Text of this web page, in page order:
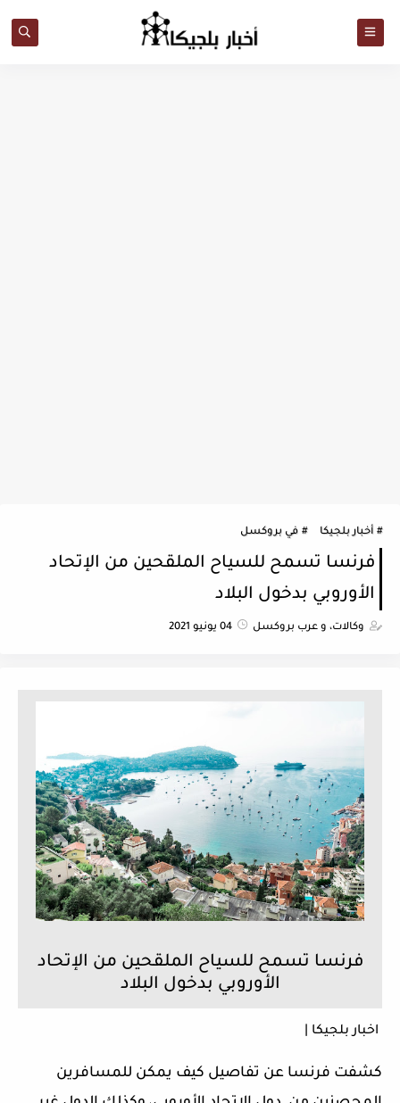
أخبار بلجيكا في بروكسل
فرنسا تسمح للسياح الملقحين من الإتحاد
الأوروبي بدخول البلاد
وكالات، و عرب بروكسل 04 يونيو 2021
فرنسا تسمح للسياح الملقحين من الإتحاد
الأوروبي بدخول البلاد
اخبار بلجيكا |
كشفت فرنسا عن تفاصيل كيف يمكن للمسافرين